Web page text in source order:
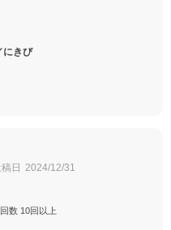
にきび
日 2024/12/31
数 10回以上